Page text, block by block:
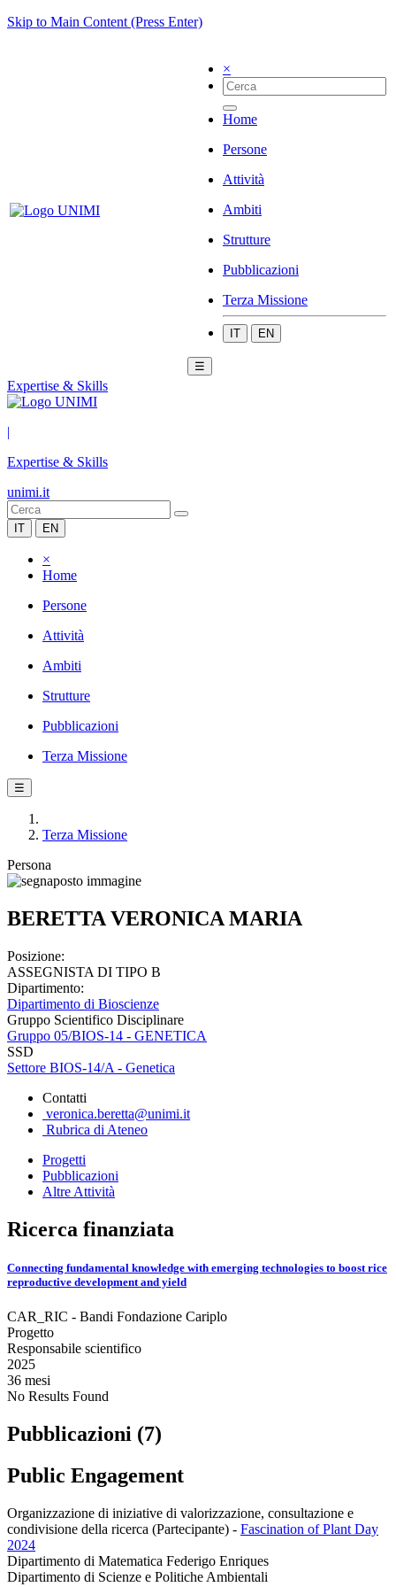
Skip to Main Content (Press Enter)
×
Home
Persone
Attività
Ambiti
Strutture
Pubblicazioni
Terza Missione
IT EN
☰
Expertise & Skills
|
Expertise & Skills
unimi.it
IT EN
×
Home
Persone
Attività
Ambiti
Strutture
Pubblicazioni
Terza Missione
☰
Terza Missione
Persona
BERETTA VERONICA MARIA
Posizione:
ASSEGNISTA DI TIPO B
Dipartimento:
Dipartimento di Bioscienze
Gruppo Scientifico Disciplinare
Gruppo 05/BIOS-14 - GENETICA
SSD
Settore BIOS-14/A - Genetica
Contatti
veronica.beretta@unimi.it
Rubrica di Ateneo
Progetti
Pubblicazioni
Altre Attività
Ricerca finanziata
Connecting fundamental knowledge with emerging technologies to boost rice
reproductive development and yield
CAR_RIC - Bandi Fondazione Cariplo
Progetto
Responsabile scientifico
2025
36 mesi
No Results Found
Pubblicazioni (7)
Public Engagement
Organizzazione di iniziative di valorizzazione, consultazione e
condivisione della ricerca (Partecipante) - Fascination of Plant Day
2024
Dipartimento di Matematica Federigo Enriques
Dipartimento di Scienze e Politiche Ambientali